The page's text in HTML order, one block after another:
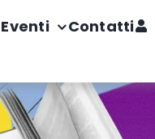
Eventi Contatti